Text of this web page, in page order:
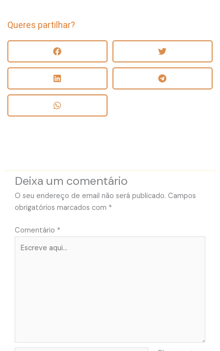
Queres partilhar?
Deixa um comentário
O seu endereço de email não será publicado. Campos
obrigatórios marcados com *
Comentário *